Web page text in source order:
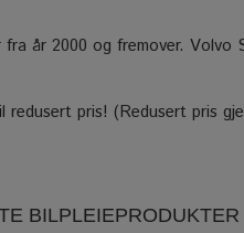
år 2000 og fremover.
pris! (Redusert pris
BILPLEIEPRODUKTER